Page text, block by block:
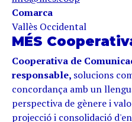
Comarca
Vallès Occidental
MÉS
Cooperativa de
responsable, solucions
concordança amb un
perspectiva de gènere i
projecció i consolidació